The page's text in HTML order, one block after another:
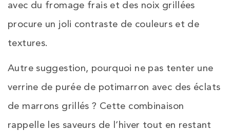
avec du fromage frais et des noix grillées
procure un joli contraste de couleurs et de
textures.
Autre suggestion, pourquoi ne pas tenter une
verrine de purée de potimarron avec des éclats
de marrons grillés ? Cette combinaison
rappelle les saveurs de l’hiver tout en restant